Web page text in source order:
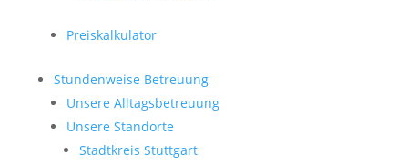
Preiskalkulator
Stundenweise Betreuung
Unsere Alltagsbetreuung
Unsere Standorte
Stadtkreis Stuttgart